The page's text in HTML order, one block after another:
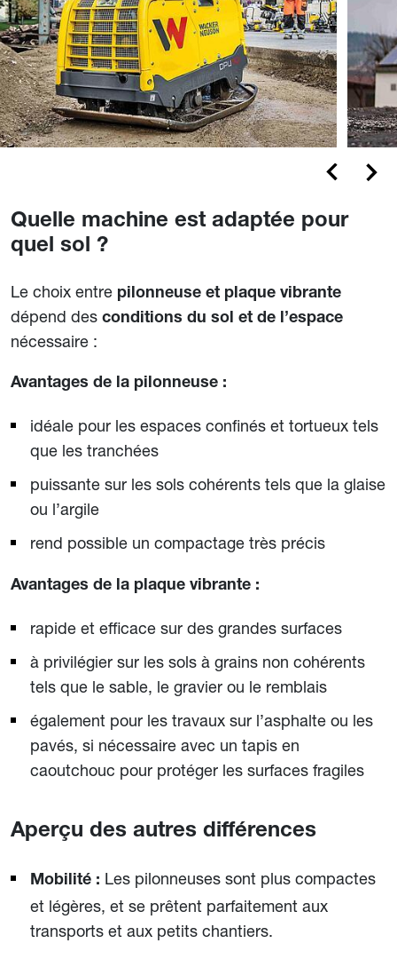
Quelle machine est adaptée pour
quel sol ?
Le choix entre pilonneuse et plaque vibrante
dépend des conditions du sol et de l’espace
nécessaire :
Avantages de la pilonneuse :
idéale pour les espaces confinés et tortueux tels
que les tranchées
puissante sur les sols cohérents tels que la glaise
ou l’argile
rend possible un compactage très précis
Avantages de la plaque vibrante :
rapide et efficace sur des grandes surfaces
à privilégier sur les sols à grains non cohérents
tels que le sable, le gravier ou le remblais
également pour les travaux sur l’asphalte ou les
pavés, si nécessaire avec un tapis en
caoutchouc pour protéger les surfaces fragiles
Aperçu des autres différences
Mobilité : Les pilonneuses sont plus compactes
et légères, et se prêtent parfaitement aux
transports et aux petits chantiers.